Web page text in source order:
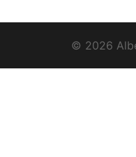
© 2026